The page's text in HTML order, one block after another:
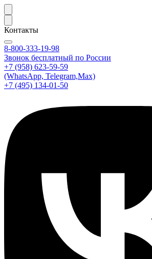
Контакты
8-800-333-19-98
Звонок бесплатный по России
+7 (958) 623-59-59
(WhatsApp, Telegram,Max)
+7 (495) 134-01-50